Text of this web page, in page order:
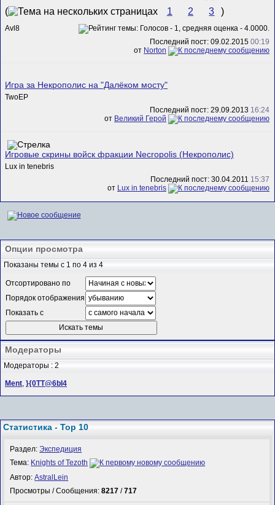
( 1 2 3 )
Avl8
Последний пост: 09.02.2015 00:19
от Norton
Игра за Некрополис на "Далёком мосту"
TwoEP
Последний пост: 29.09.2013 16:24
от Великий Герой
Игровые скрины войск фракции Necropolis (Некрополис)
Lux in tenebris
Последний пост: 30.04.2011 15:37
от Lux in tenebris
Опции просмотра
Показаны темы с 1 по 4 из 4
Отсортировано по
Порядок отображения
Показать с
Модераторы
Модераторы : 2
Ment, }{0TT@6bI4
Статистика - Top 10
Раздел:Экспедиция
Тема: Knights of Tezoth
Автор:AstralLein
Просмотры / Сообщения:8217 /717